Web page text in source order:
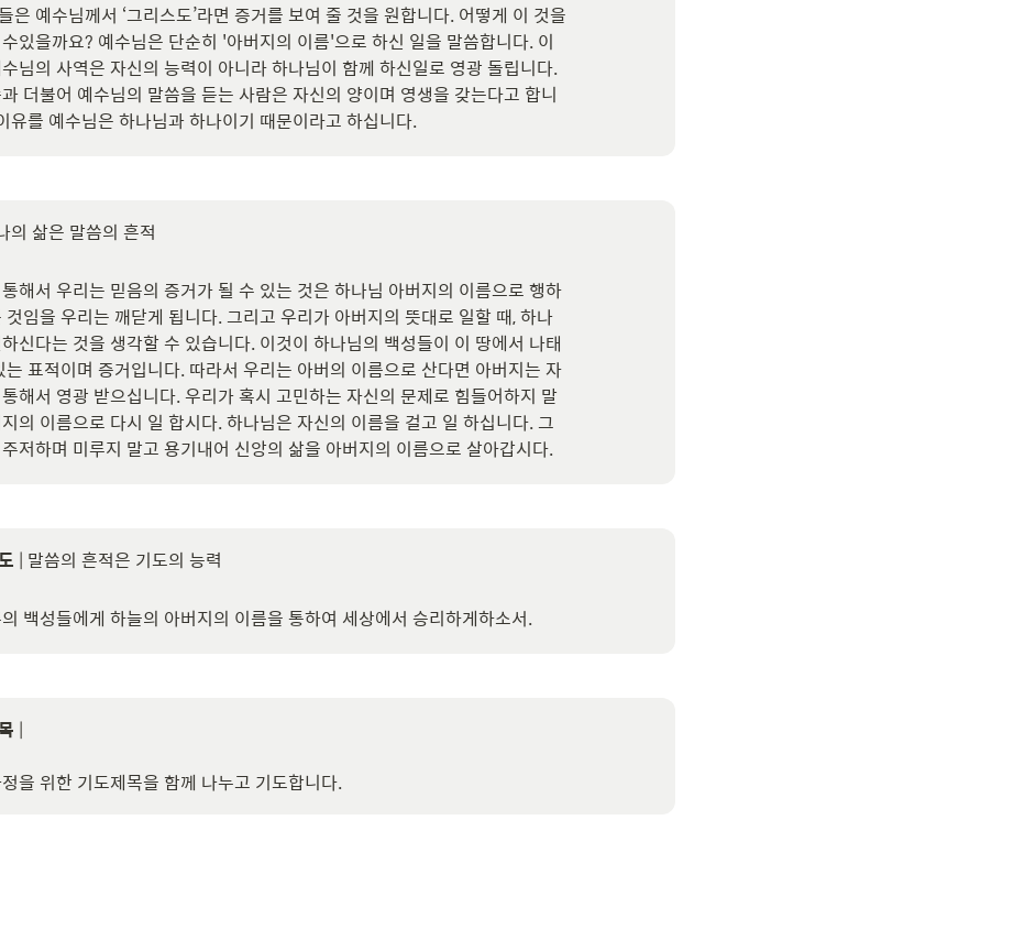
은 예수님께서 ‘그리스도’라면 증거를 보여 줄 것을 원합니다. 어떻게 이 것을
있을까요? 예수님은 단순히 '아버지의 이름'으로 하신 일을 말씀합니다. 이
님의 사역은 자신의 능력이 아니라 하나님이 함께 하신일로 영광 돌립니다.
더불어 예수님의 말씀을 듣는 사람은 자신의 양이며 영생을 갖는다고 합니
유를 예수님은 하나님과 하나이기 때문이라고 하십니다.
의 삶은 말씀의 흔적
해서 우리는 믿음의 증거가 될 수 있는 것은 하나님 아버지의 이름으로 행하
것임을 우리는 깨닫게 됩니다. 그리고 우리가 아버지의 뜻대로 일할 때, 하나
신다는 것을 생각할 수 있습니다. 이것이 하나님의 백성들이 이 땅에서 나태
는 표적이며 증거입니다. 따라서 우리는 아버의 이름으로 산다면 아버지는 자
해서 영광 받으십니다. 우리가 혹시 고민하는 자신의 문제로 힘들어하지 말
의 이름으로 다시 일 합시다. 하나님은 자신의 이름을 걸고 일 하십니다. 그
저하며 미루지 말고 용기내어 신앙의 삶을 아버지의 이름으로 살아갑시다.
| 말씀의 흔적은 기도의 능력
백성들에게 하늘의 아버지의 이름을 통하여 세상에서 승리하게하소서.
|
을 위한 기도제목을 함께 나누고 기도합니다.